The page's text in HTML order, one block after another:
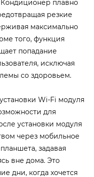
Кондиционер плавно
резкие
максимально
того, функция
попадание
исключая
со здоровьем.
Wi-Fi модуля
для
установки модуля
через мобильное
задавая
вне дома. Это
дни, когда хочется